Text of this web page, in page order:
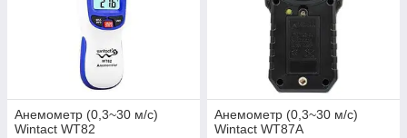
Анемометр (0,3~30 м/с)
Wintact WT82
Анемометр (0,3~30 м/с)
Wintact WT87A